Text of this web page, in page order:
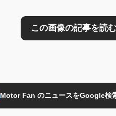
Motor Fan のニュースをGoogle検